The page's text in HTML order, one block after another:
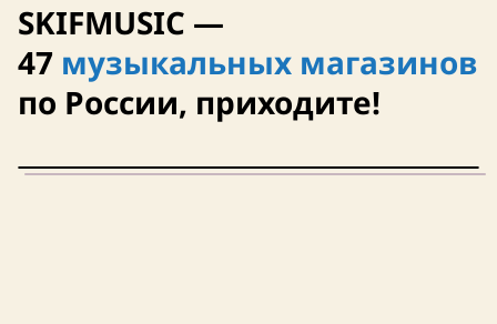
SKIFMUSIC —
47 музыкальных магазинов
по России, приходите!